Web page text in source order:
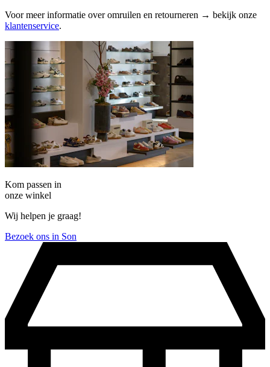
Voor meer informatie over omruilen en retourneren → bekijk onze
klantenservice.
Kom passen in
onze winkel
Wij helpen je graag!
Bezoek ons in Son